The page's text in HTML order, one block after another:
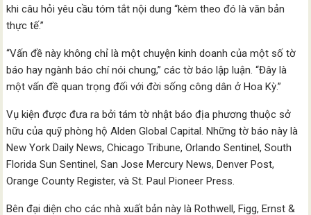
khi câu hỏi yêu cầu tóm tắt nội dung “kèm theo đó là văn bản
thực tế.”
“Vấn đề này không chỉ là một chuyện kinh doanh của một số tờ
báo hay ngành báo chí nói chung,” các tờ báo lập luận. “Đây là
một vấn đề quan trọng đối với đời sống công dân ở Hoa Kỳ.”
Vụ kiện được đưa ra bởi tám tờ nhật báo địa phương thuộc sở
hữu của quỹ phòng hộ Alden Global Capital. Những tờ báo này là
New York Daily News, Chicago Tribune, Orlando Sentinel, South
Florida Sun Sentinel, San Jose Mercury News, Denver Post,
Orange County Register, và St. Paul Pioneer Press.
Bên đại diện cho các nhà xuất bản này là Rothwell, Figg, Ernst &